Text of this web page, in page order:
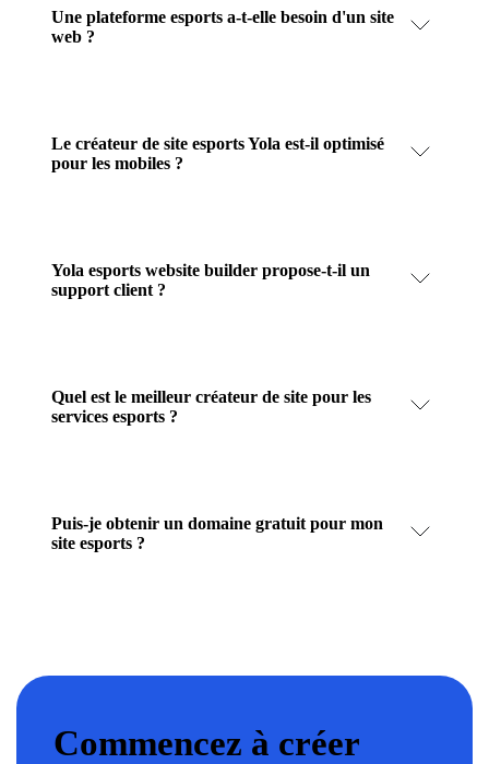
Une plateforme esports a-t-elle besoin d'un site
web ?
Le créateur de site esports Yola est-il optimisé
pour les mobiles ?
Yola esports website builder propose-t-il un
support client ?
Quel est le meilleur créateur de site pour les
services esports ?
Puis-je obtenir un domaine gratuit pour mon
site esports ?
Commencez à créer